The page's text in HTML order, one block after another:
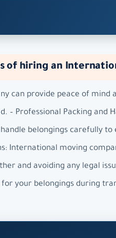
of hiring an
can provide peace of mind
Professional Packing and
belongings carefully
International moving
and avoiding any legal
your belongings during